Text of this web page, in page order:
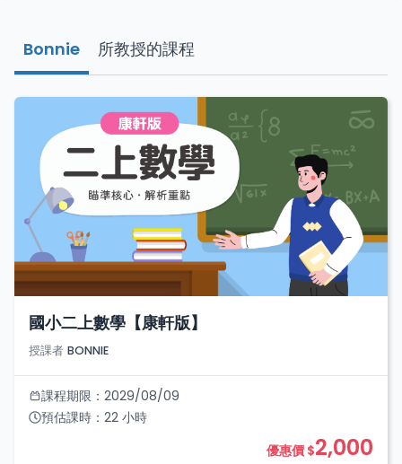
Bonnie 所教授的課程
國小二上數學【康軒版】
授課者 BONNIE
課程期限： 2029/08/09
預估課時： 22 小時
優惠價 $2,000